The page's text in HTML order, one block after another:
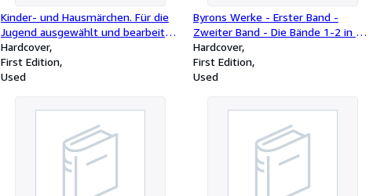
Kinder- und Hausmärchen. Für die
Jugend ausgewählt und bearbeitet
- mit vielen Bildern von J.
Grabianski
Hardcover
First Edition
Used
Byrons Werke - Erster Band -
Zweiter Band - Die Bände 1-2 in ein
Buch gebunden
Hardcover
First Edition
Used